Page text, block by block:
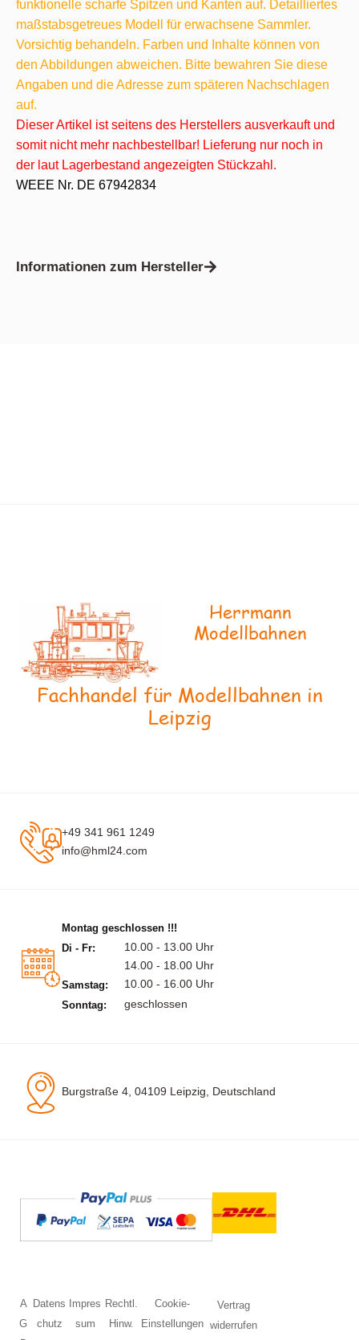
funktionelle scharfe Spitzen und Kanten auf. Detailliertes
maßstabsgetreues Modell für erwachsene Sammler.
Vorsichtig behandeln. Farben und Inhalte können von
den Abbildungen abweichen. Bitte bewahren Sie diese
Angaben und die Adresse zum späteren Nachschlagen
auf.
Dieser Artikel ist seitens des Herstellers ausverkauft und
somit nicht mehr nachbestellbar! Lieferung nur noch in
der laut Lagerbestand angezeigten Stückzahl.
WEEE Nr. DE 67942834
Informationen zum Hersteller
Herrmann
Modellbahnen
Fachhandel für Modellbahnen in
Leipzig
+49 341 961 1249
info@hml24.com
Montag geschlossen !!!
Di - Fr:
10.00 - 13.00 Uhr
14.00 - 18.00 Uhr
Samstag: 10.00 - 16.00 Uhr
Sonntag: geschlossen
Burgstraße 4, 04109 Leipzig, Deutschland
A
G
Datens
chutz
Impres
sum
Rechtl.
Hinw.
Cookie-
Einstellungen
Vertrag
widerrufen